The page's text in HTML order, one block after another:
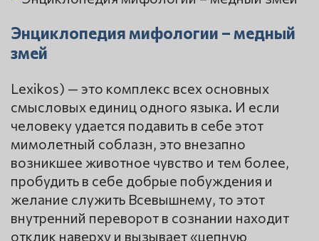
Энциклопедия мифологии – медный
змей
Lexikos) — это комплекс всех основных
смысловых единиц одного языка. И если
человеку удается подавить в себе этот
мимолетный соблазн, это внезапно
возникшее животное чувство и тем более,
пробудить в себе добрые побуждения и
желание служить Всевышнему, то этот
внутренний переворот в сознании находит
отклик наверху и вызывает «цепную